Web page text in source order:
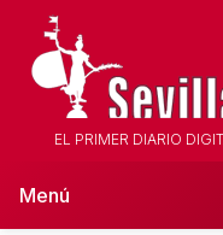
EL PRIMER DIARIO
Menú